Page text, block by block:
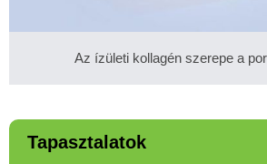
Az ízületi kollagén szerepe a
Tapasztalatok